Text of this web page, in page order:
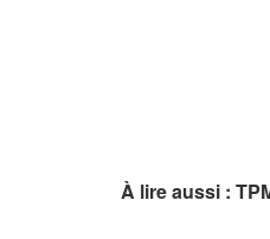
À lire aussi :